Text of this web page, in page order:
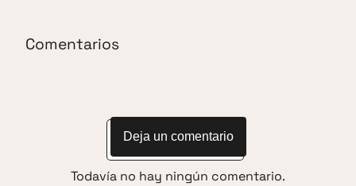
Comentarios
Deja un comentario
Todavía no hay ningún comentario.